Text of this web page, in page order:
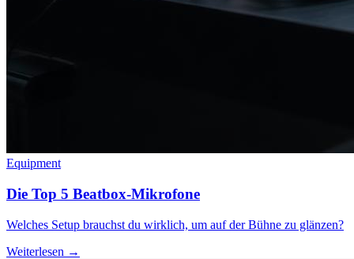
Equipment
Die Top 5 Beatbox-Mikrofone
Welches Setup brauchst du wirklich, um auf der Bühne zu glänzen?
Weiterlesen →